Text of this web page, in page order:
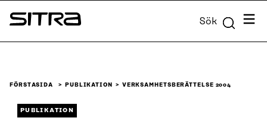
Skip to
content
Sitra Sök Meny
FÖRSTASIDA PUBLIKATION VERKSAMHETS­BERÄTTELSE 2004
PUBLIKATION